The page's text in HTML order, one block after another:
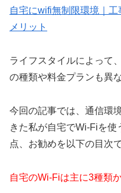
自宅にwifi無制限環境｜
メリット
ライフスタイルによって
の種類や料金プランも異
今回の記事では、通信環
きた私が自宅でWi-Fiを
点、お勧めを以下の目次
自宅のWi-Fiは主に3種類